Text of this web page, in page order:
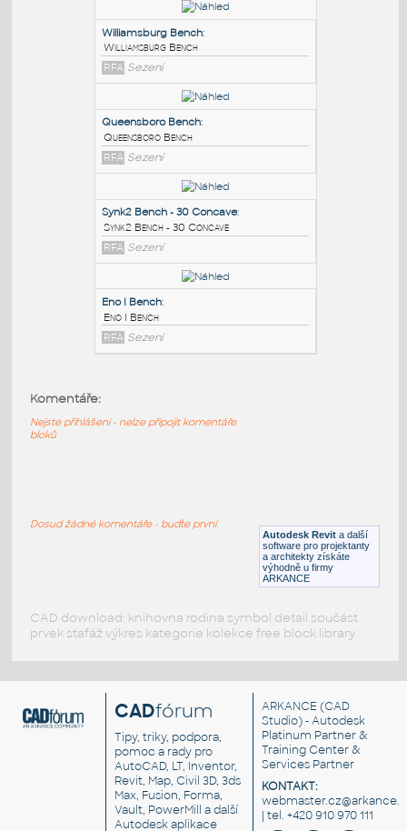
PODOBNÉ BLOKY
Williamsburg Bench
Williamsburg Bench
RFA Sezení
Queensboro Bench:
Queensboro Bench
RFA Sezení
Sezení
Autodesk Revit a další
software pro projektanty
a architekty získáte
výhodně u firmy
ARKANCE
Komentáře:
Nejste přihlášeni - nelze připojit komentáře
bloků
Dosud žádné komentáře - buďte první
CAD download: knihovna rodina symbol detail součást
prvek stafáž výkres kategorie kolekce free block library
CADfórum
Tipy, triky, podpora,
pomoc a rady pro
AutoCAD, LT, Inventor,
Revit, Map, Civil 3D, 3ds
Max, Fusion, Forma,
Vault, PowerMill a další
Autodesk aplikace
ARKANCE (CAD
Studio) - Autodesk
Platinum Partner &
Training Center &
Services Partner
KONTAKT:
| tel. +420 910 970 111